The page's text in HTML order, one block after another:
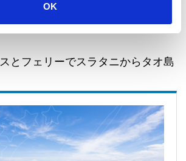
OK
とフェリーでスラタニからタオ島